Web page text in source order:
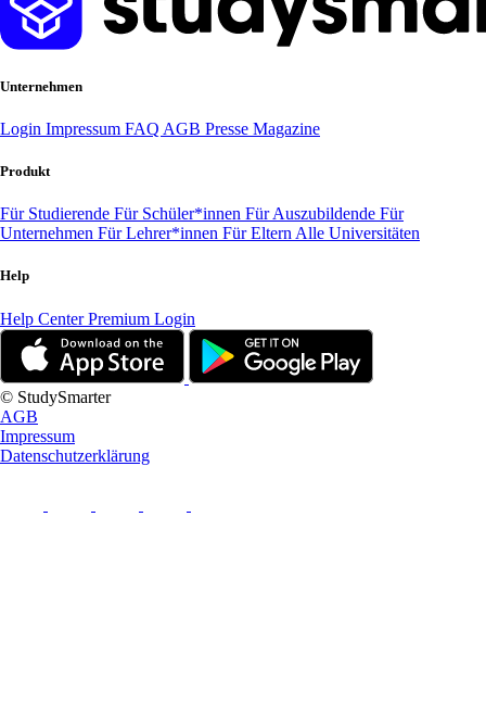
Unternehmen
Login Impressum FAQ AGB Presse Magazine
Produkt
Für Studierende Für Schüler*innen Für Auszubildende Für
Unternehmen Für Lehrer*innen Für Eltern Alle Universitäten
Help
Help CenterPremium Login
© StudySmarter
AGB
Impressum
Datenschutzerklärung